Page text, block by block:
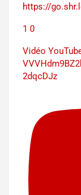
https://
1 0
Vidéo
2dqcDJz